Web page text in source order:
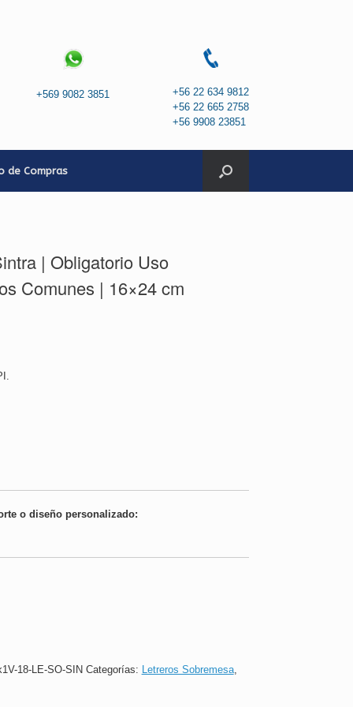
+569 9082 3851
+56 22 634 9812
+56 22 665 2758
+56 9908 23851
de Compras
| Obligatorio Uso
Comunes | 16×24 cm
o diseño personalizado:
18-LE-SO-SIN Categorías: Letreros Sobremesa,